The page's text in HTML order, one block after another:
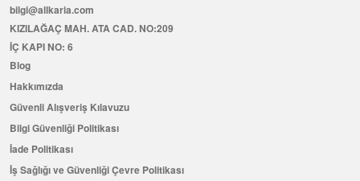
bilgi@allkaria.com
KIZILAĞAÇ MAH. ATA CAD. NO:209
İÇ KAPI NO: 6
Blog
Hakkımızda
Güvenli Alışveriş Kılavuzu
Bilgi Güvenliği Politikası
İade Politikası
İş Sağlığı ve Güvenliği Çevre Politikası